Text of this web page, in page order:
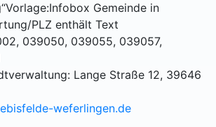
Gemeinde in
PLZ enthält Text
039050, 039055, 039057,
Lange Straße 12, 39646
weferlingen.de